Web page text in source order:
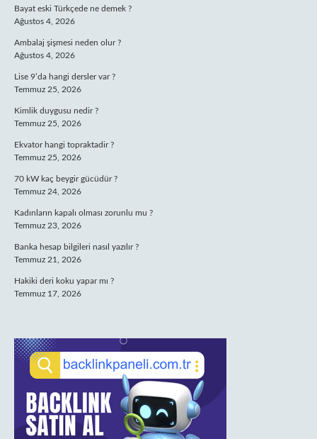
Bayat eski Türkçede ne demek ?
Ağustos 4, 2026
Ambalaj şişmesi neden olur ?
Ağustos 4, 2026
Lise 9’da hangi dersler var ?
Temmuz 25, 2026
Kimlik duygusu nedir ?
Temmuz 25, 2026
Ekvator hangi topraktadir ?
Temmuz 25, 2026
70 kW kaç beygir gücüdür ?
Temmuz 24, 2026
Kadınların kapalı olması zorunlu mu ?
Temmuz 23, 2026
Banka hesap bilgileri nasıl yazılır ?
Temmuz 21, 2026
Hakiki deri koku yapar mı ?
Temmuz 17, 2026